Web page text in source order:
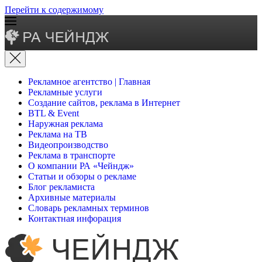
Перейти к содержимому
Рекламное агентство | Главная
Рекламные услуги
Создание сайтов, реклама в Интернет
BTL & Event
Наружная реклама
Реклама на ТВ
Видеопроизводство
Реклама в транспорте
О компании РА «Чейндж»
Статьи и обзоры о рекламе
Блог рекламиста
Архивные материалы
Словарь рекламных терминов
Контактная инфорация